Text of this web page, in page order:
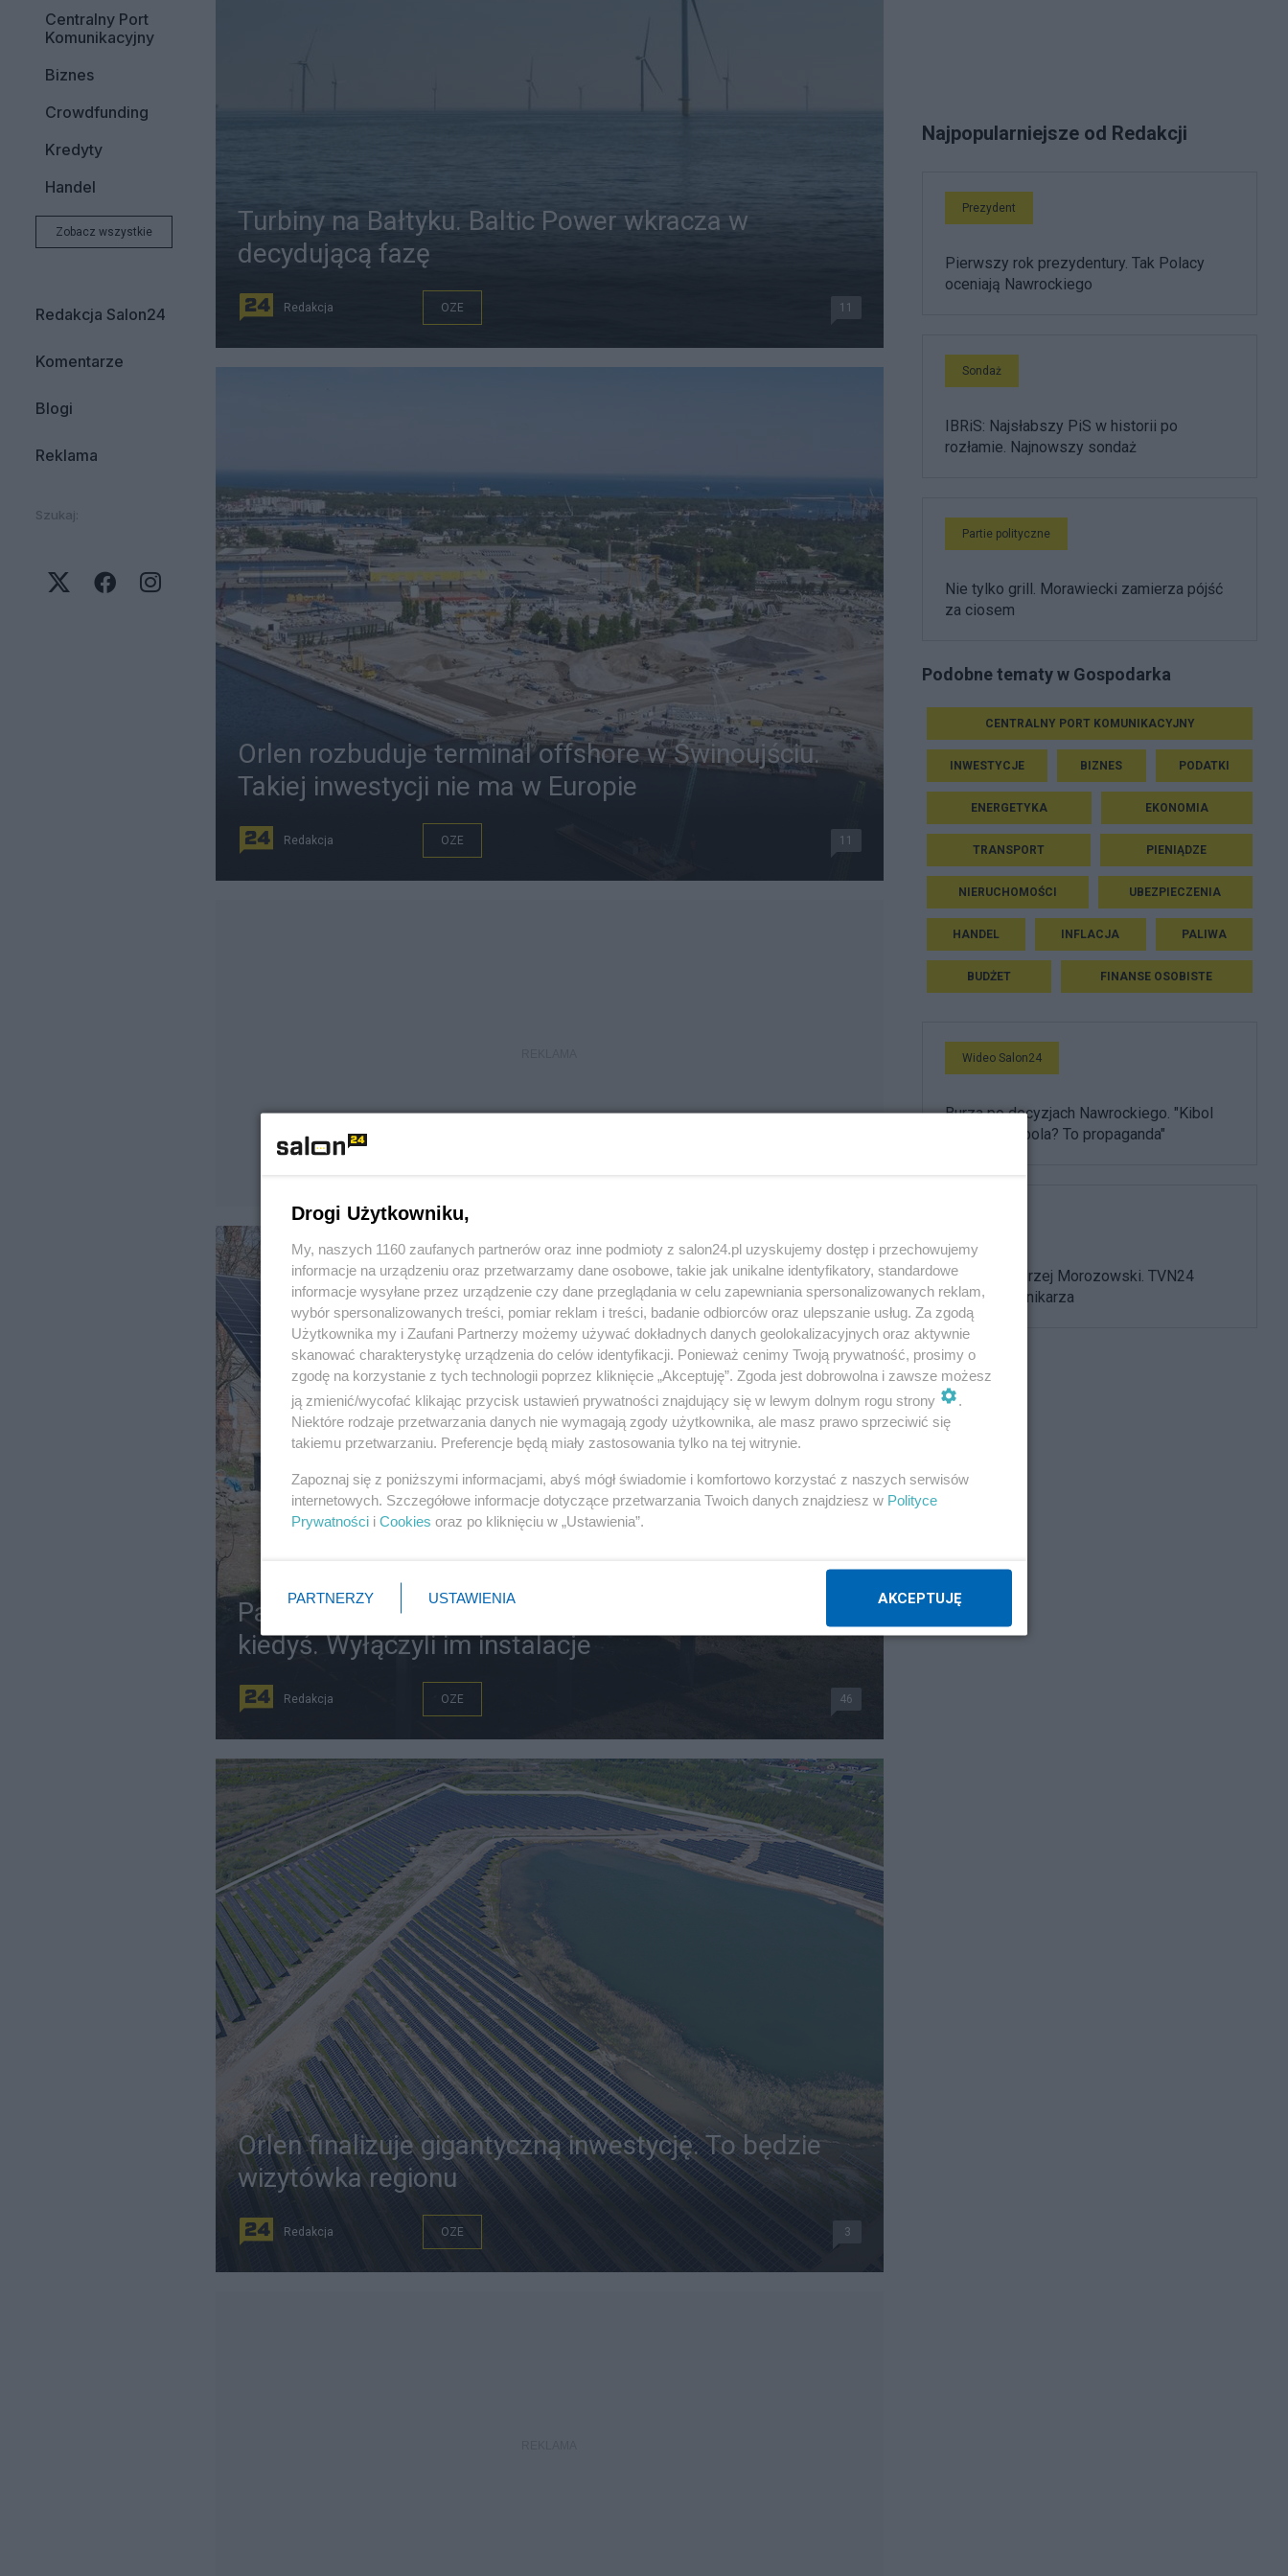
Centralny Port
Komunikacyjny
Biznes
Crowdfunding
Kredyty
Handel
Zobacz wszystkie
Redakcja Salon24
Komentarze
Blogi
Reklama
Szukaj:
Turbiny na Bałtyku. Baltic Power wkracza w
decydującą fazę
Redakcja OZE 11
Orlen rozbuduje terminal offshore w Świnoujściu.
Takiej inwestycji nie ma w Europie
Redakcja OZE 11
Panele fotowoltaiczne przestają się opłacać, jak
kiedyś. Wyłączyli im instalacje
Redakcja OZE 46
Orlen finalizuje gigantyczną inwestycję. To będzie
wizytówka regionu
Redakcja OZE 3
Najpopularniejsze od Redakcji
Prezydent
Pierwszy rok prezydentury. Tak Polacy
oceniają Nawrockiego
Sondaż
IBRiS: Najsłabszy PiS w historii po
rozłamie. Najnowszy sondaż
Partie polityczne
Nie tylko grill. Morawiecki zamierza pójść
za ciosem
Podobne tematy w Gospodarka
CENTRALNY PORT KOMUNIKACYJNY
INWESTYCJE BIZNES PODATKI
ENERGETYKA EKONOMIA
TRANSPORT PIENIĄDZE
NIERUCHOMOŚCI UBEZPIECZENIA
HANDEL INFLACJA PALIWA
BUDŻET FINANSE OSOBISTE
Wideo Salon24
Burza po decyzjach Nawrockiego. "Kibol
ułaskawił kibola? To propaganda"
Nie żyje Andrzej Morozowski. TVN24
żegna dziennikarza
Drogi Użytkowniku,
My, naszych 1160 zaufanych partnerów oraz inne podmioty z salon24.pl uzyskujemy dostęp i przechowujemy
informacje na urządzeniu oraz przetwarzamy dane osobowe, takie jak unikalne identyfikatory, standardowe
informacje wysyłane przez urządzenie czy dane przeglądania w celu zapewniania spersonalizowanych reklam,
wybór spersonalizowanych treści, pomiar reklam i treści, badanie odbiorców oraz ulepszanie usług. Za zgodą
Użytkownika my i Zaufani Partnerzy możemy używać dokładnych danych geolokalizacyjnych oraz aktywnie
skanować charakterystykę urządzenia do celów identyfikacji. Ponieważ cenimy Twoją prywatność, prosimy o
zgodę na korzystanie z tych technologii poprzez kliknięcie „Akceptuję”. Zgoda jest dobrowolna i zawsze możesz
ją zmienić/wycofać klikając przycisk ustawień prywatności znajdujący się w lewym dolnym rogu strony
.
Niektóre rodzaje przetwarzania danych nie wymagają zgody użytkownika, ale masz prawo sprzeciwić się
takiemu przetwarzaniu. Preferencje będą miały zastosowania tylko na tej witrynie.
Zapoznaj się z poniższymi informacjami, abyś mógł świadomie i komfortowo korzystać z naszych serwisów
internetowych. Szczegółowe informacje dotyczące przetwarzania Twoich danych znajdziesz w Polityce
Prywatności i Cookies oraz po kliknięciu w „Ustawienia”.
PARTNERZY USTAWIENIA AKCEPTUJĘ